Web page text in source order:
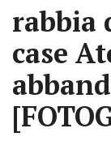
rabbia
case